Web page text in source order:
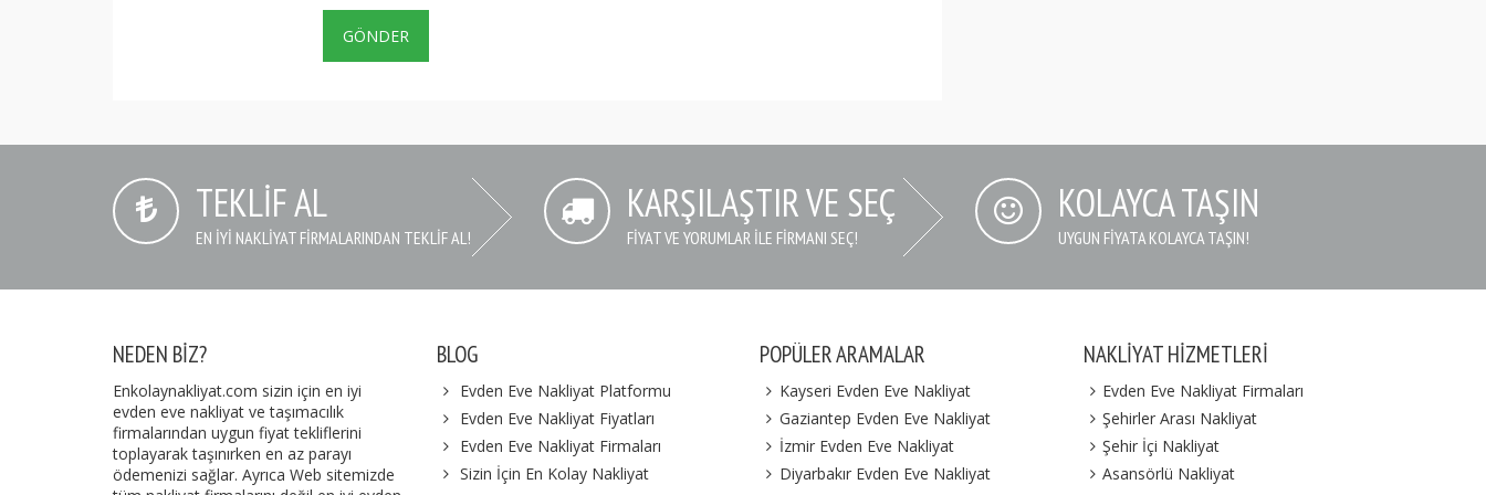
TEKLIF AL
EN IYI NAKLIYAT FIRMALARINDAN TEKLIF AL!
KARŞILAŞTIR VE SEÇ
FIYAT VE YORUMLAR İLE FIRMANI SEÇ!
KOLAYCA TAŞIN
UYGUN FIYATA KOLAYCA TAŞIN!
NEDEN BIZ?
Enkolaynakliyat.com sizin için en iyi
evden eve nakliyat ve taşımacılık
firmalarından uygun fiyat tekliflerini
toplayarak taşınırken en az parayı
ödemenizi sağlar. Ayrıca Web sitemizde
BLOG
Evden Eve Nakliyat Platformu
Evden Eve Nakliyat Fiyatları
Evden Eve Nakliyat Firmaları
Sizin İçin En Kolay Nakliyat
POPÜLER ARAMALAR
Kayseri Evden Eve Nakliyat
Gaziantep Evden Eve Nakliyat
İzmir Evden Eve Nakliyat
Diyarbakır Evden Eve Nakliyat
NAKLIYAT HIZMETLERI
Evden Eve Nakliyat Firmaları
Şehirler Arası Nakliyat
Şehir İçi Nakliyat
Asansörlü Nakliyat